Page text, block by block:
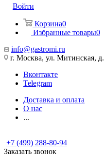
Войти
Корзина0
Избранные товары0
info@gastromi.ru
г. Москва, ул. Митинская,
Вконтакте
Telegram
Доставка и оплата
О нас
...
+7 (499) 288-80-94
Заказать звонок